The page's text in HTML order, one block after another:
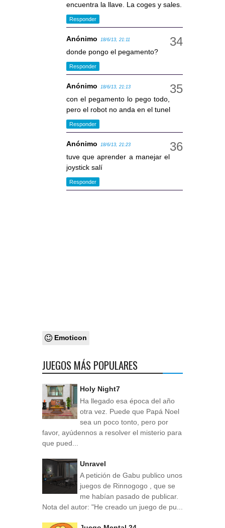
encuentra la llave. La coges y sales.
Responder
Anónimo 18/6/13, 21:11
donde pongo el pegamento?
Responder
Anónimo 18/6/13, 21:13
con el pegamento lo pego todo,
pero el robot no anda en el tunel
Responder
Anónimo 18/6/13, 21:23
tuve que aprender a manejar el
joystick salí
Responder
Emoticon
JUEGOS MÁS POPULARES
Holy Night7
Ha llegado esa época del año
otra vez. Puede que Papá Noel
sea un poco tonto, pero por
favor, ayúdennos a resolver el misterio para
que pued...
Unravel
A petición de Gabu publico unos
juegos de Rinnogogo , que se
me habían pasado de publicar.
Nota del autor: "He creado un juego de pu...